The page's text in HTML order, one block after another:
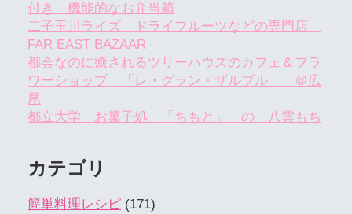
付き 機能的なお弁当箱
二子玉川ライズ ドライフルーツなどの専門店
FAR EAST BAZAAR
都会なのに癒されるツリーハウスのカフェ＆フラ
ワーショップ 「レ・グラン・ザルブル」 ＠広
尾
都立大学 お菓子処 「ちもと」 の 八雲もち
カテゴリ
簡単料理レシピ (171)